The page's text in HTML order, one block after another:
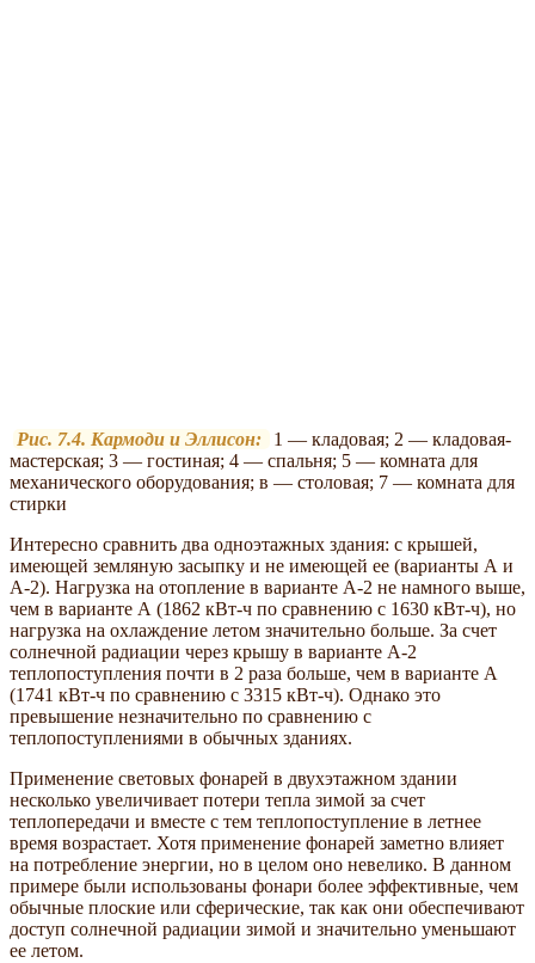
Рис. 7.4. Кармоди и Эллисон:
1 — кладовая; 2 — кладовая-
мастерская; 3 — гостиная; 4 — спальня; 5 — комната для
механического оборудования; в — столовая; 7 — комната для
стирки
Интересно сравнить два одноэтажных здания: с крышей,
имеющей земляную засыпку и не имеющей ее (варианты А и
А-2). Нагрузка на отопление в варианте А-2 не намного выше,
чем в варианте А (1862 кВт-ч по сравнению с 1630 кВт-ч), но
нагрузка на охлаждение летом значительно больше. За счет
солнечной радиации через крышу в варианте А-2
теплопоступления почти в 2 раза больше, чем в варианте А
(1741 кВт-ч по сравнению с 3315 кВт-ч). Однако это
превышение незначительно по сравнению с
теплопоступлениями в обычных зданиях.
Применение световых фонарей в двухэтажном здании
несколько увеличивает потери тепла зимой за счет
теплопередачи и вместе с тем теплопоступление в летнее
время возрастает. Хотя применение фонарей заметно влияет
на потребление энергии, но в целом оно невелико. В данном
примере были использованы фонари более эффективные, чем
обычные плоские или сферические, так как они обеспечивают
доступ солнечной радиации зимой и значительно уменьшают
ее летом.